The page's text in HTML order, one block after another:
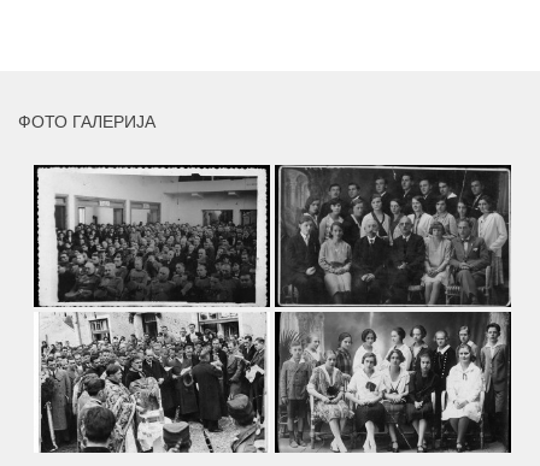
ФОТО ГАЛЕРИЈА